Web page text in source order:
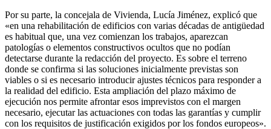
Por su parte, la concejala de Vivienda, Lucía Jiménez, explicó que
«en una rehabilitación de edificios con varias décadas de antigüedad
es habitual que, una vez comienzan los trabajos, aparezcan
patologías o elementos constructivos ocultos que no podían
detectarse durante la redacción del proyecto. Es sobre el terreno
donde se confirma si las soluciones inicialmente previstas son
viables o si es necesario introducir ajustes técnicos para responder a
la realidad del edificio. Esta ampliación del plazo máximo de
ejecución nos permite afrontar esos imprevistos con el margen
necesario, ejecutar las actuaciones con todas las garantías y cumplir
con los requisitos de justificación exigidos por los fondos europeos».